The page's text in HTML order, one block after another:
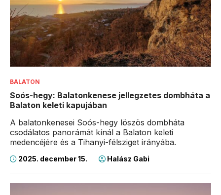
BALATON
Soós-hegy: Balatonkenese jellegzetes dombháta a
Balaton keleti kapujában
A balatonkenesei Soós-hegy löszös dombháta
csodálatos panorámát kínál a Balaton keleti
medencéjére és a Tihanyi-félsziget irányába.
2025. december 15. Halász Gabi